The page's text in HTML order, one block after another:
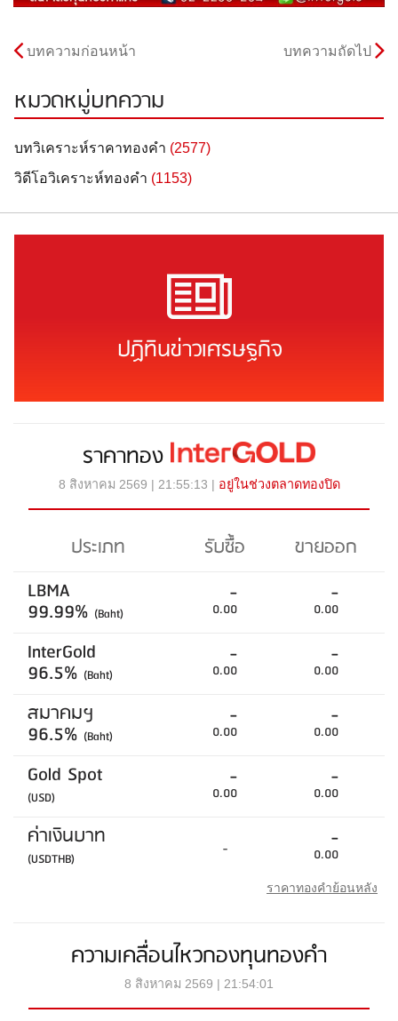
บทความก่อนหน้า บทความถัดไป
หมวดหมู่บทความ
บทวิเคราะห์ราคาทองคำ (2577)
วิดีโอวิเคราะห์ทองคำ (1153)
ปฏิทินข่าวเศรษฐกิจ
ราคาทอง
8 สิงหาคม 2569 | 21:55:13 | อยู่ในช่วงตลาดทองปิด
ประเภท รับซื้อ
ขายออก
LBMA
99.99% (Baht)
-
0.00
-
0.00
InterGold
96.5% (Baht)
-
0.00
-
0.00
สมาคมฯ
96.5% (Baht)
-
0.00
-
0.00
Gold Spot
(USD)
-
0.00
-
0.00
ค่าเงินบาท
(USDTHB) - -
0.00
ราคาทองคำย้อนหลัง
ความเคลื่อนไหวกองทุนทองคำ
8 สิงหาคม 2569 | 21:54:01